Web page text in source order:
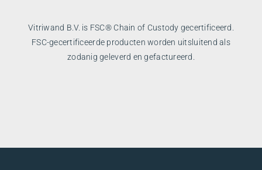
Vitriwand B.V. is FSC® Chain of Custody gecertificeerd.
FSC-gecertificeerde producten worden uitsluitend als
zodanig geleverd en gefactureerd.